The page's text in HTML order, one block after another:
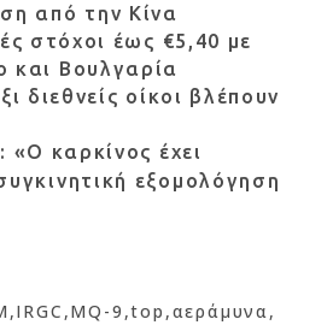
από την Κίνα
στόχοι έως €5,40 με
και Βουλγαρία
διεθνείς οίκοι βλέπουν
«Ο καρκίνος έχει
εξομολόγηση
IRGC MQ-9 top αεράμυνα